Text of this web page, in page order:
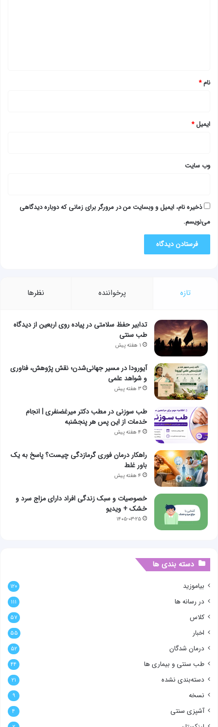
نام*
ایمیل*
وب‌ سایت
ذخیره نام، ایمیل و وبسایت من در مرورگر برای زمانی که دوباره دیدگاهی
می‌نویسم.
تازه پرخواننده نظرها
تدابیر حفظ سلامتی در پیاده روی اربعین از دیدگاه
طب سنتی
۱ هفته پیش
آیورودا در مسیر جهانی‌شدن؛ نقش پژوهش، فناوری
و شواهد علمی
۳ هفته پیش
طب سوزنی در مطب دکتر میرغضنفری | انجام
خدمات از این پس هر پنجشنبه
۴ هفته پیش
راهکار درمان فوری گرمازدگی چیست؟ پاسخ به یک
باور غلط
۴ هفته پیش
خصوصیات و سبک زندگی افراد دارای مزاج سرد و
خشک + ویدیو
۱۴۰۵-۰۳-۲۵
دسته بندی ها
بیاموزید ۱۲۰
در رسانه ها ۱۱۱
کلاس ۵۷
اخبار ۵۵
درمان شدگان ۵۲
طب سنتی و بیماری ها ۴۴
دسته‌بندی نشده ۲۱
نسخه ۹
آشپزی سنتی ۴